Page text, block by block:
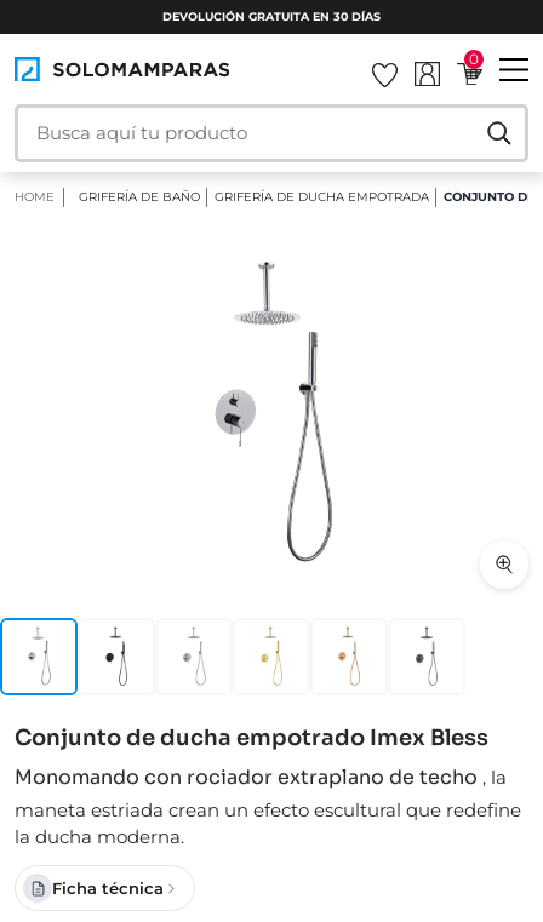
DEVOLUCIÓN GRATUITA EN 30 DÍAS
0
HOME GRIFERÍA DE BAÑO GRIFERÍA DE DUCHA EMPOTRADA CONJUNTO DE
Conjunto de ducha empotrado Imex Bless
Monomando con rociador extraplano de techo , la
maneta estriada crean un efecto escultural que redefine
la ducha moderna.
Ficha técnica